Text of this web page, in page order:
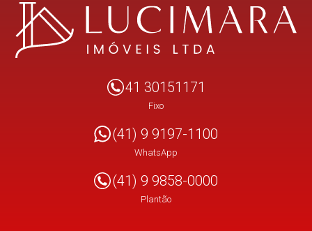
41 30151171
Fixo
(41) 9 9197-1100
WhatsApp
(41) 9 9858-0000
Plantão